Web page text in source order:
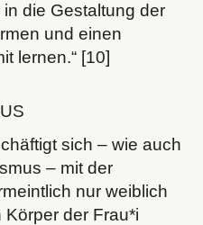
die Gestaltung der
und einen
lernen.“ [10]
sich – wie auch
– mit der
nur weiblich
der Frau*i